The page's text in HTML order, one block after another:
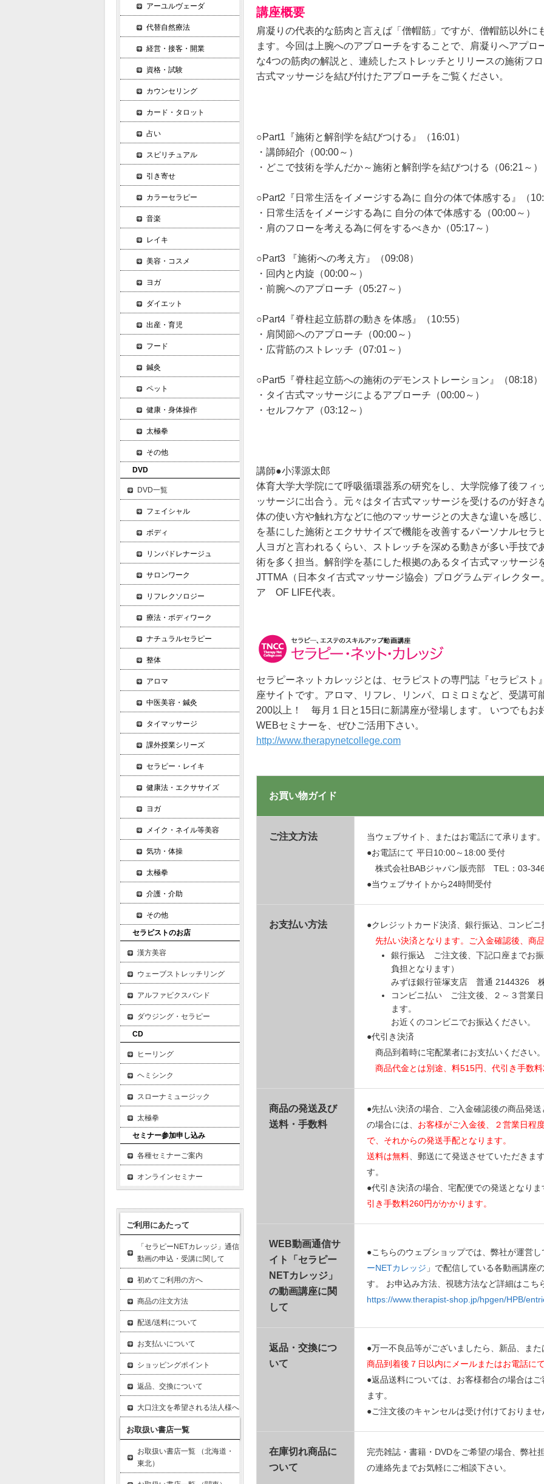
講座概要
肩凝りの代表的な筋肉と言えば「僧帽筋」ですが、僧帽筋以外に
ます。今回は上腕へのアプローチをすることで、肩凝りへアプロ
な4つの筋肉の解説と、連続したストレッチとリリースの施術フ
古式マッサージを結び付けたアプローチをご覧ください。
○Part1『施術と解剖学を結びつける』（16:01）
・講師紹介（00:00～）
・どこで技術を学んだか～施術と解剖学を結びつける（06:21～）
○Part2『日常生活をイメージする為に 自分の体で体感する』（
・日常生活をイメージする為に 自分の体で体感する（00:00～）
・肩のフローを考える為に何をするべきか（05:17～）
○Part3 『施術への考え方』（09:08）
・回内と内旋（00:00～）
・前腕へのアプローチ（05:27～）
○Part4『脊柱起立筋群の動きを体感』（10:55）
・肩関節へのアプローチ（00:00～）
・広背筋のストレッチ（07:01～）
○Part5『脊柱起立筋への施術のデモンストレーション』（08:18）
・タイ古式マッサージによるアプローチ（00:00～）
・セルフケア（03:12～）
講師●小澤源太郎
体育大学大学院にて呼吸循環器系の研究をし、大学院修了後フィ
ッサージに出合う。元々はタイ古式マッサージを受けるのが好き
体の使い方や触れ方などに他のマッサージとの大きな違いを感じ
を基にした施術とエクササイズで機能を改善するパーソナルセラ
人ヨガと言われるくらい、ストレッチを深める動きが多い手技
術を多く担当。解剖学を基にした根拠のあるタイ古式マッサージ
JTTMA（日本タイ古式マッサージ協会）プログラムディレクタ
ア OF LIFE代表。
セラピーネットカレッジとは、セラピストの専門誌『セラピスト
座サイトです。アロマ、リフレ、リンパ、ロミロミなど、受講可
200以上！ 毎月１日と15日に新講座が登場します。 いつでもお
WEBセミナーを、ぜひご活用下さい。
http://www.therapynetcollege.com
お買い物ガイド
ご注文方法
当ウェブサイト、またはお電話にて承ります
●お電話にて 平日10:00～18:00 受付
株式会社BABジャパン販売部 TEL：03-
●当ウェブサイトから24時間受付
お支払い方法
●クレジットカード決済、銀行振込、コンビ
先払い決済となります。ご入金確認後、商
銀行振込 ご注文後、下記口座までお
負担となります）
みずほ銀行笹塚支店 普通 2144326
コンビニ払い ご注文後、２～３営業
ます。
お近くのコンビニでお振込ください。
●代引き決済
商品到着時に宅配業者にお支払いください
商品代金とは別途、料515円、代引き手数
商品の発送及び
送料・手数料
●先払い決済の場合、ご入金確認後の商品発
の場合には、 お客様がご入金後、２営業日程
で、それからの発送手配となります。
送料は無料 、郵送にて発送させていただきま
す。
●代引き決済の場合、宅配便での発送となりま
引き手数料260円がかかります。
WEB動画通信サ
イト「セラピー
NETカレッジ」
の動画講座に関
して
●こちらのウェブショップでは、弊社が運営
ーNETカレッジ 」で配信している各動画講座
す。 お申込み方法、視聴方法など詳細はこち
https://www.therapist-shop.jp/hpgen/HPB/
返品・交換につ
いて
●万一不良品等がございましたら、新品、ま
商品到着後７日以内にメールまたはお電話に
●返品送料については、お客様都合の場合は
ます。
●ご注文後のキャンセルは受け付けておりま
在庫切れ商品に
ついて
完売雑誌・書籍・DVDをご希望の場合、弊社
の連絡先までお気軽にご相談下さい。
アーユルヴェーダ
代替自然療法
経営・接客・開業
資格・試験
カウンセリング
カード・タロット
占い
スピリチュアル
引き寄せ
カラーセラピー
音楽
レイキ
美容・コスメ
ヨガ
ダイエット
出産・育児
フード
鍼灸
ペット
健康・身体操作
太極拳
その他
DVD
DVD一覧
フェイシャル
ボディ
リンパドレナージュ
サロンワーク
リフレクソロジー
療法・ボディワーク
ナチュラルセラピー
整体
アロマ
中医美容・鍼灸
タイマッサージ
課外授業シリーズ
セラピー・レイキ
健康法・エクササイズ
ヨガ
メイク・ネイル等美容
気功・体操
太極拳
介護・介助
その他
セラピストのお店
漢方美容
ウェーブストレッチリング
アルファビクスバンド
ダウジング・セラピー
CD
ヒーリング
ヘミシンク
スローナミュージック
太極拳
セミナー参加申し込み
各種セミナーご案内
オンラインセミナー
ご利用にあたって
「セラピーNETカレッジ」通信
動画の申込・受講に関して
初めてご利用の方へ
商品の注文方法
配送/送料について
お支払いについて
ショッピングポイント
返品、交換について
大口注文を希望される法人様へ
お取扱い書店一覧
お取扱い書店一覧 （北海道・
東北）